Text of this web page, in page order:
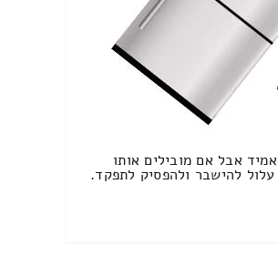
אבל אם מובילים אותו
להישבר ולהפסיק לתפקד.